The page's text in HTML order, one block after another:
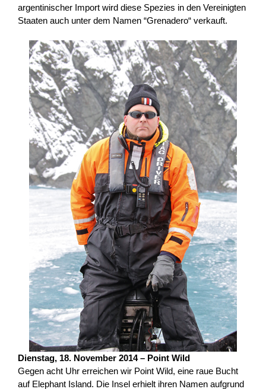
argentinischer Import wird diese Spezies in den Vereinigten
Staaten auch unter dem Namen “Grenadero“ verkauft.
Dienstag, 18. November 2014 – Point Wild
Gegen acht Uhr erreichen wir Point Wild, eine raue Bucht
auf Elephant Island. Die Insel erhielt ihren Namen aufgrund